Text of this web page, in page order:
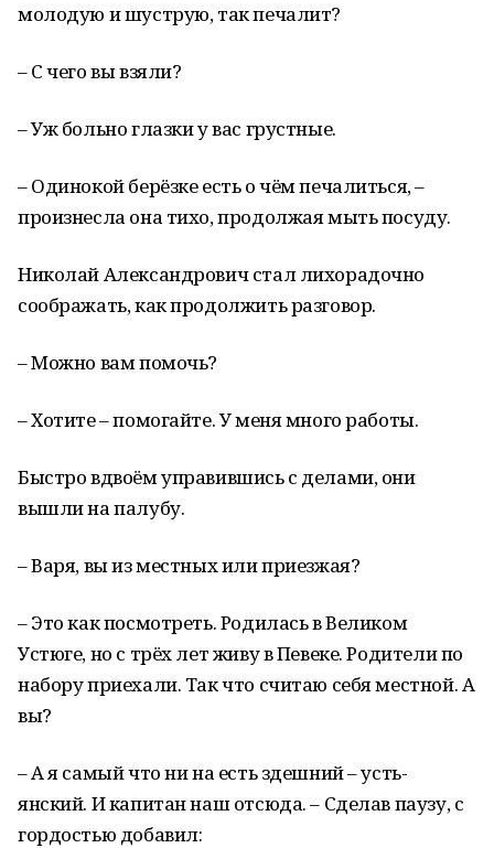
молодую и шуструю, так печалит?
– С чего вы взяли?
– Уж больно глазки у вас грустные.
– Одинокой берёзке есть о чём печалиться, –
произнесла она тихо, продолжая мыть посуду.
Николай Александрович стал лихорадочно
соображать, как продолжить разговор.
– Можно вам помочь?
– Хотите – помогайте. У меня много работы.
Быстро вдвоём управившись с делами, они
вышли на палубу.
– Варя, вы из местных или приезжая?
– Это как посмотреть. Родилась в Великом
Устюге, но с трёх лет живу в Певеке. Родители по
набору приехали. Так что считаю себя местной. А
вы?
– А я самый что ни на есть здешний – усть-
янский. И капитан наш отсюда. – Сделав паузу, с
гордостью добавил: